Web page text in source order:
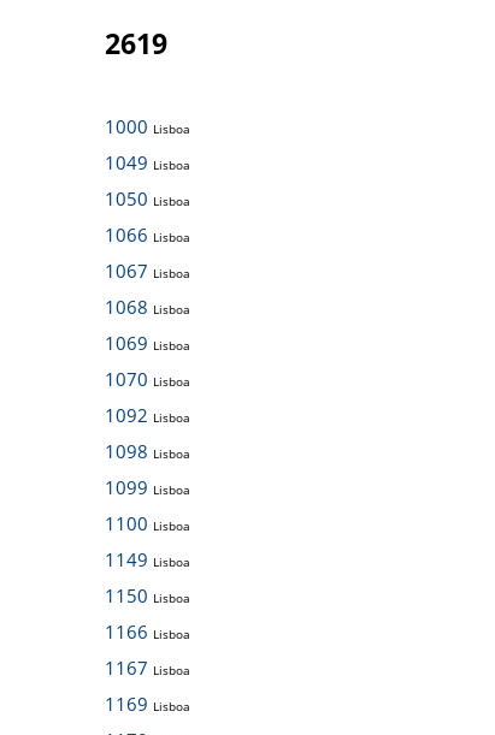
2619
1000 Lisboa
1049 Lisboa
1050 Lisboa
1066 Lisboa
1067 Lisboa
1068 Lisboa
1069 Lisboa
1070 Lisboa
1092 Lisboa
1098 Lisboa
1099 Lisboa
1100 Lisboa
1149 Lisboa
1150 Lisboa
1166 Lisboa
1167 Lisboa
1169 Lisboa